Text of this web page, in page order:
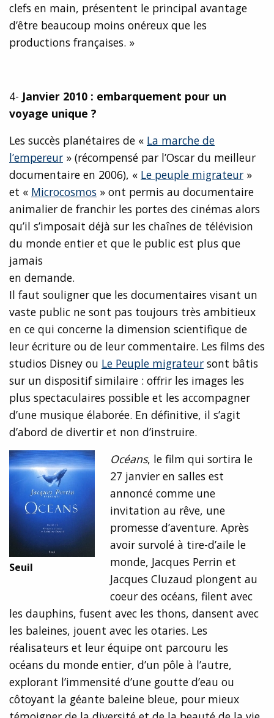
clefs en main, présentent le principal avantage
d’être beaucoup moins onéreux que les
productions françaises. »
4- Janvier 2010 : embarquement pour un
voyage unique ?
Les succès planétaires de « La marche de
l’empereur » (récompensé par l’Oscar du meilleur
documentaire en 2006), « Le peuple migrateur »
et « Microcosmos » ont permis au documentaire
animalier de franchir les portes des cinémas alors
qu’il s’imposait déjà sur les chaînes de télévision
du monde entier et que le public est plus que
jamais
en demande.
Il faut souligner que les documentaires visant un
vaste public ne sont pas toujours très ambitieux
en ce qui concerne la dimension scientifique de
leur écriture ou de leur commentaire. Les films des
studios Disney ou Le Peuple migrateur sont bâtis
sur un dispositif similaire : offrir les images les
plus spectaculaires possible et les accompagner
d’une musique élaborée. En définitive, il s’agit
d’abord de divertir et non d’instruire.
Seuil
Océans, le film qui sortira le
27 janvier en salles est
annoncé comme une
invitation au rêve, une
promesse d’aventure. Après
avoir survolé à tire-d’aile le
monde, Jacques Perrin et
Jacques Cluzaud plongent au
coeur des océans, filent avec
les dauphins, fusent avec les thons, dansent avec
les baleines, jouent avec les otaries. Les
réalisateurs et leur équipe ont parcouru les
océans du monde entier, d’un pôle à l’autre,
explorant l’immensité d’une goutte d’eau ou
côtoyant la géante baleine bleue, pour mieux